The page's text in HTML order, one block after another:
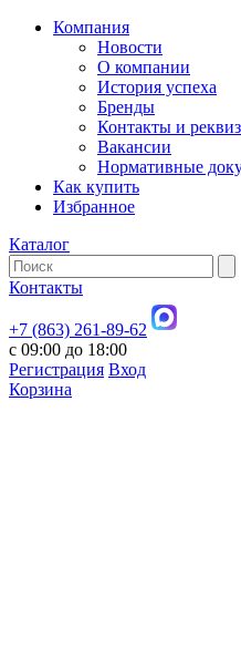
Компания
Новости
О компании
История успеха
Бренды
Контакты и
Вакансии
Нормативные
Как купить
Избранное
Каталог
Контакты
+7 (863) 261-89-62
с 09:00 до 18:00
Регистрация Вход
Корзина